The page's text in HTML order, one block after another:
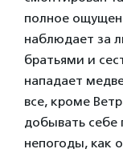
полное
наблюдает за
братьями и
нападает
все, кроме
добывать себе
непогоды, как